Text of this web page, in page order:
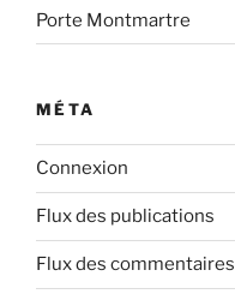
Porte Montmartre
MÉTA
Connexion
Flux des publications
Flux des commentaires